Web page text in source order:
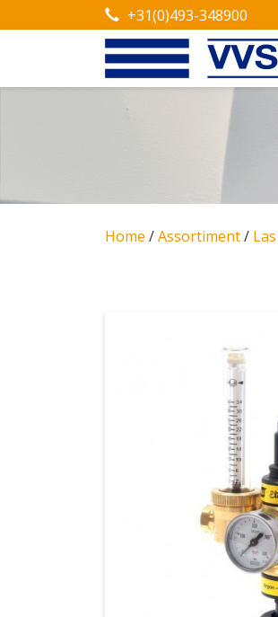
+31(0)493-348900
Home /Assortiment/